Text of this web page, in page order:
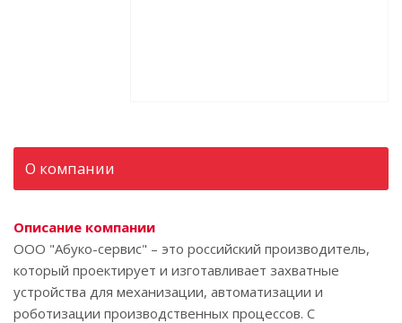
О компании
Описание компании
ООО "Абуко-сервис" – это российский производитель,
который проектирует и изготавливает захватные
устройства для механизации, автоматизации и
роботизации производственных процессов. С